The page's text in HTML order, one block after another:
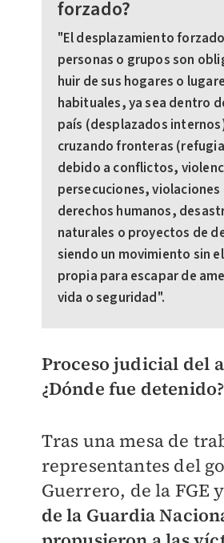
forzado?
"El desplazamiento
personas o grupos son
huir de sus hogares o
habituales, ya sea dentro
país (desplazados
cruzando fronteras
debido a conflictos,
persecuciones, violaciones
derechos humanos,
naturales o proyectos de
siendo un movimiento sin
propia para escapar de
vida o seguridad".
Proceso judicial del
¿Dónde fue detenido?
Tras una mesa de
representantes del
Guerrero, de la FGE y
de la Guardia